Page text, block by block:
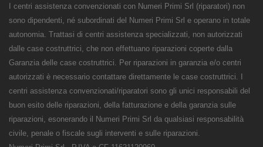
I centri assistenza convenzionati con Numeri Primi Srl (riparatori) non
sono dipendenti, né subordinati del Numeri Primi Srl e operano in totale
autonomia. Trattasi di centri assistenza specializzati, non autorizzati
dalle case costruttrici, che non effettuano riparazioni coperte dalla
Garanzia delle case costruttrici. Per riparazioni in garanzia e/o centri
autorizzati è necessario contattare direttamente le case costruttrici. I
centri assistenza convenzionati/riparatori sono gli unici responsabili del
buon esito delle riparazioni, della fatturazione e della garanzia sulle
riparazioni, esonerando il Numeri Primi Srl da qualsiasi responsabilità
civile, penale o fiscale sugli interventi e sulle riparazioni.